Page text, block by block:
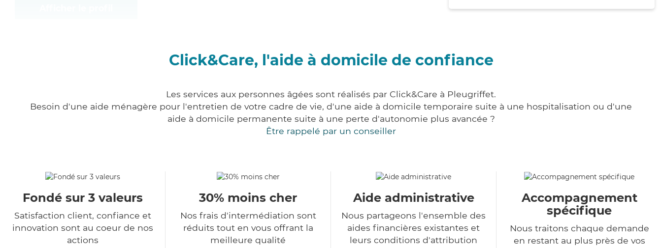
Click&Care, l'aide à domicile de confiance
Les services aux personnes âgées sont réalisés par Click&Care à Pleugriffet.
Besoin d'une aide ménagère pour l'entretien de votre cadre de vie, d'une aide à domicile temporaire suite à une hospitalisation ou d'une
aide à domicile permanente suite à une perte d'autonomie plus avancée ?
Être rappelé par un conseiller
Fondé sur 3 valeurs
Satisfaction client, confiance et
innovation sont au coeur de nos
actions
30% moins cher
Nos frais d'intermédiation sont
réduits tout en vous offrant la
meilleure qualité
Aide administrative
Nous partageons l'ensemble des
aides financières existantes et
leurs conditions d'attribution
Accompagnement
spécifique
Nous traitons chaque demande
en restant au plus près de vos